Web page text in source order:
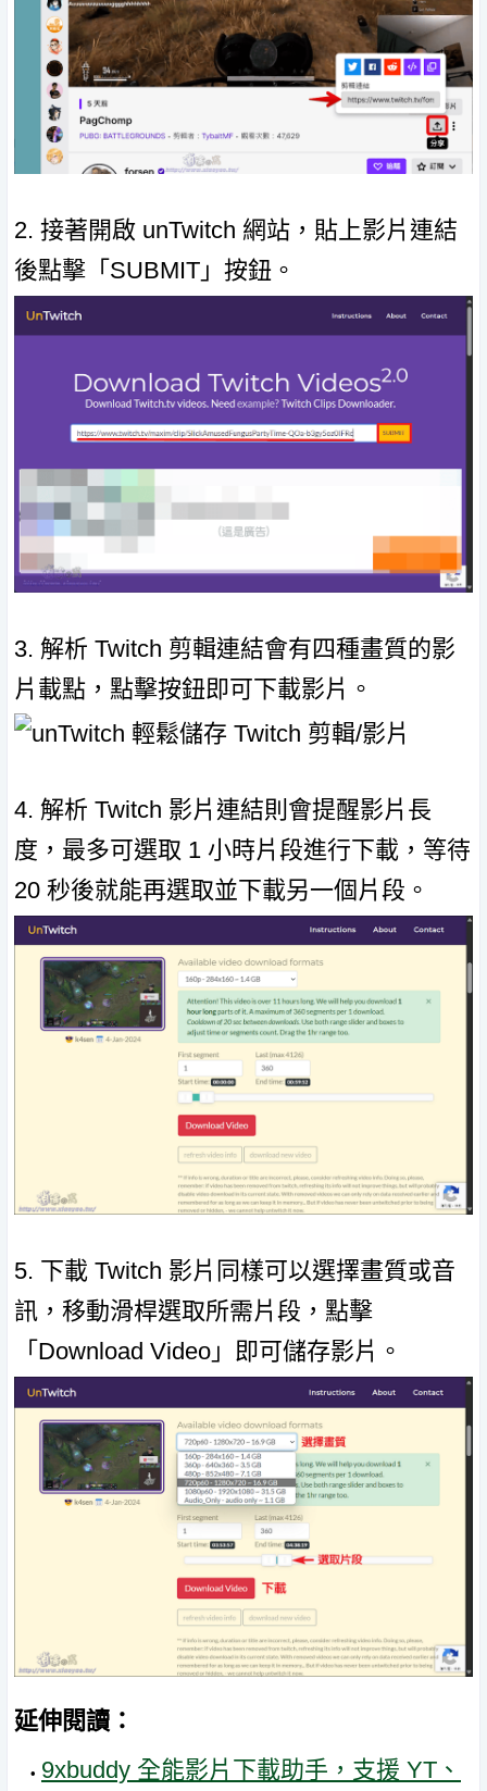
2. 接著開啟 unTwitch 網站，貼上影片連結
後點擊「SUBMIT」按鈕。
3. 解析 Twitch 剪輯連結會有四種畫質的影
片載點，點擊按鈕即可下載影片。
4. 解析 Twitch 影片連結則會提醒影片長
度，最多可選取 1 小時片段進行下載，等待
20 秒後就能再選取並下載另一個片段。
5. 下載 Twitch 影片同樣可以選擇畫質或音
訊，移動滑桿選取所需片段，點擊
「Download Video」即可儲存影片。
延伸閱讀：
9xbuddy 全能影片下載助手，支援 YT、